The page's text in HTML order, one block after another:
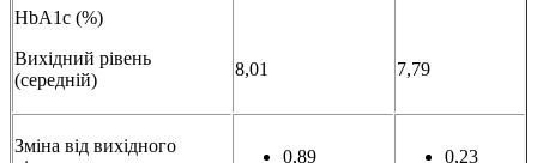
HbA1c (%)
Вихідний рівень
(середній)
8,01 7,79
Зміна від вихідного
0,89 0,23